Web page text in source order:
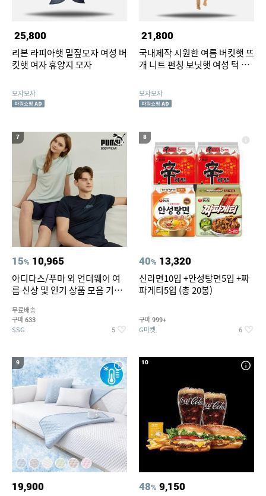
25,800
리본 라피아햇 밀짚모자 여성 버
킷햇 여자 휴양지 모자
모자모자
21,800
국내제작 시원한 여름 버킷햇 뜨
개 니트 펀칭 보닛햇 여성 턱 끈
모자모자
7
15% 10,965
아디다스/푸마 외 언더웨어 여
름 신상 및 인기 상품 모음 기획
무료배송
구매 633
SSG 5
8
40% 13,320
신라면10입 +안성탕면5입 +짜
파게티5입 (총 20봉)
구매 999+
G마켓 6
9
19,900
10
48% 9,150